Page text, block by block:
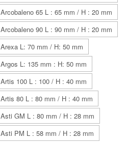
Arcobaleno 65 L : 65 mm / H : 20 mm
Arcobaleno 90 L : 90 mm / H : 20 mm
Arexa L: 70 mm / H: 50 mm
Argos L: 135 mm : H: 50 mm
Artis 100 L : 100 / H : 40 mm
Artis 80 L : 80 mm / H : 40 mm
Asti GM L : 80 mm / H : 28 mm
Asti PM L : 58 mm / H : 28 mm